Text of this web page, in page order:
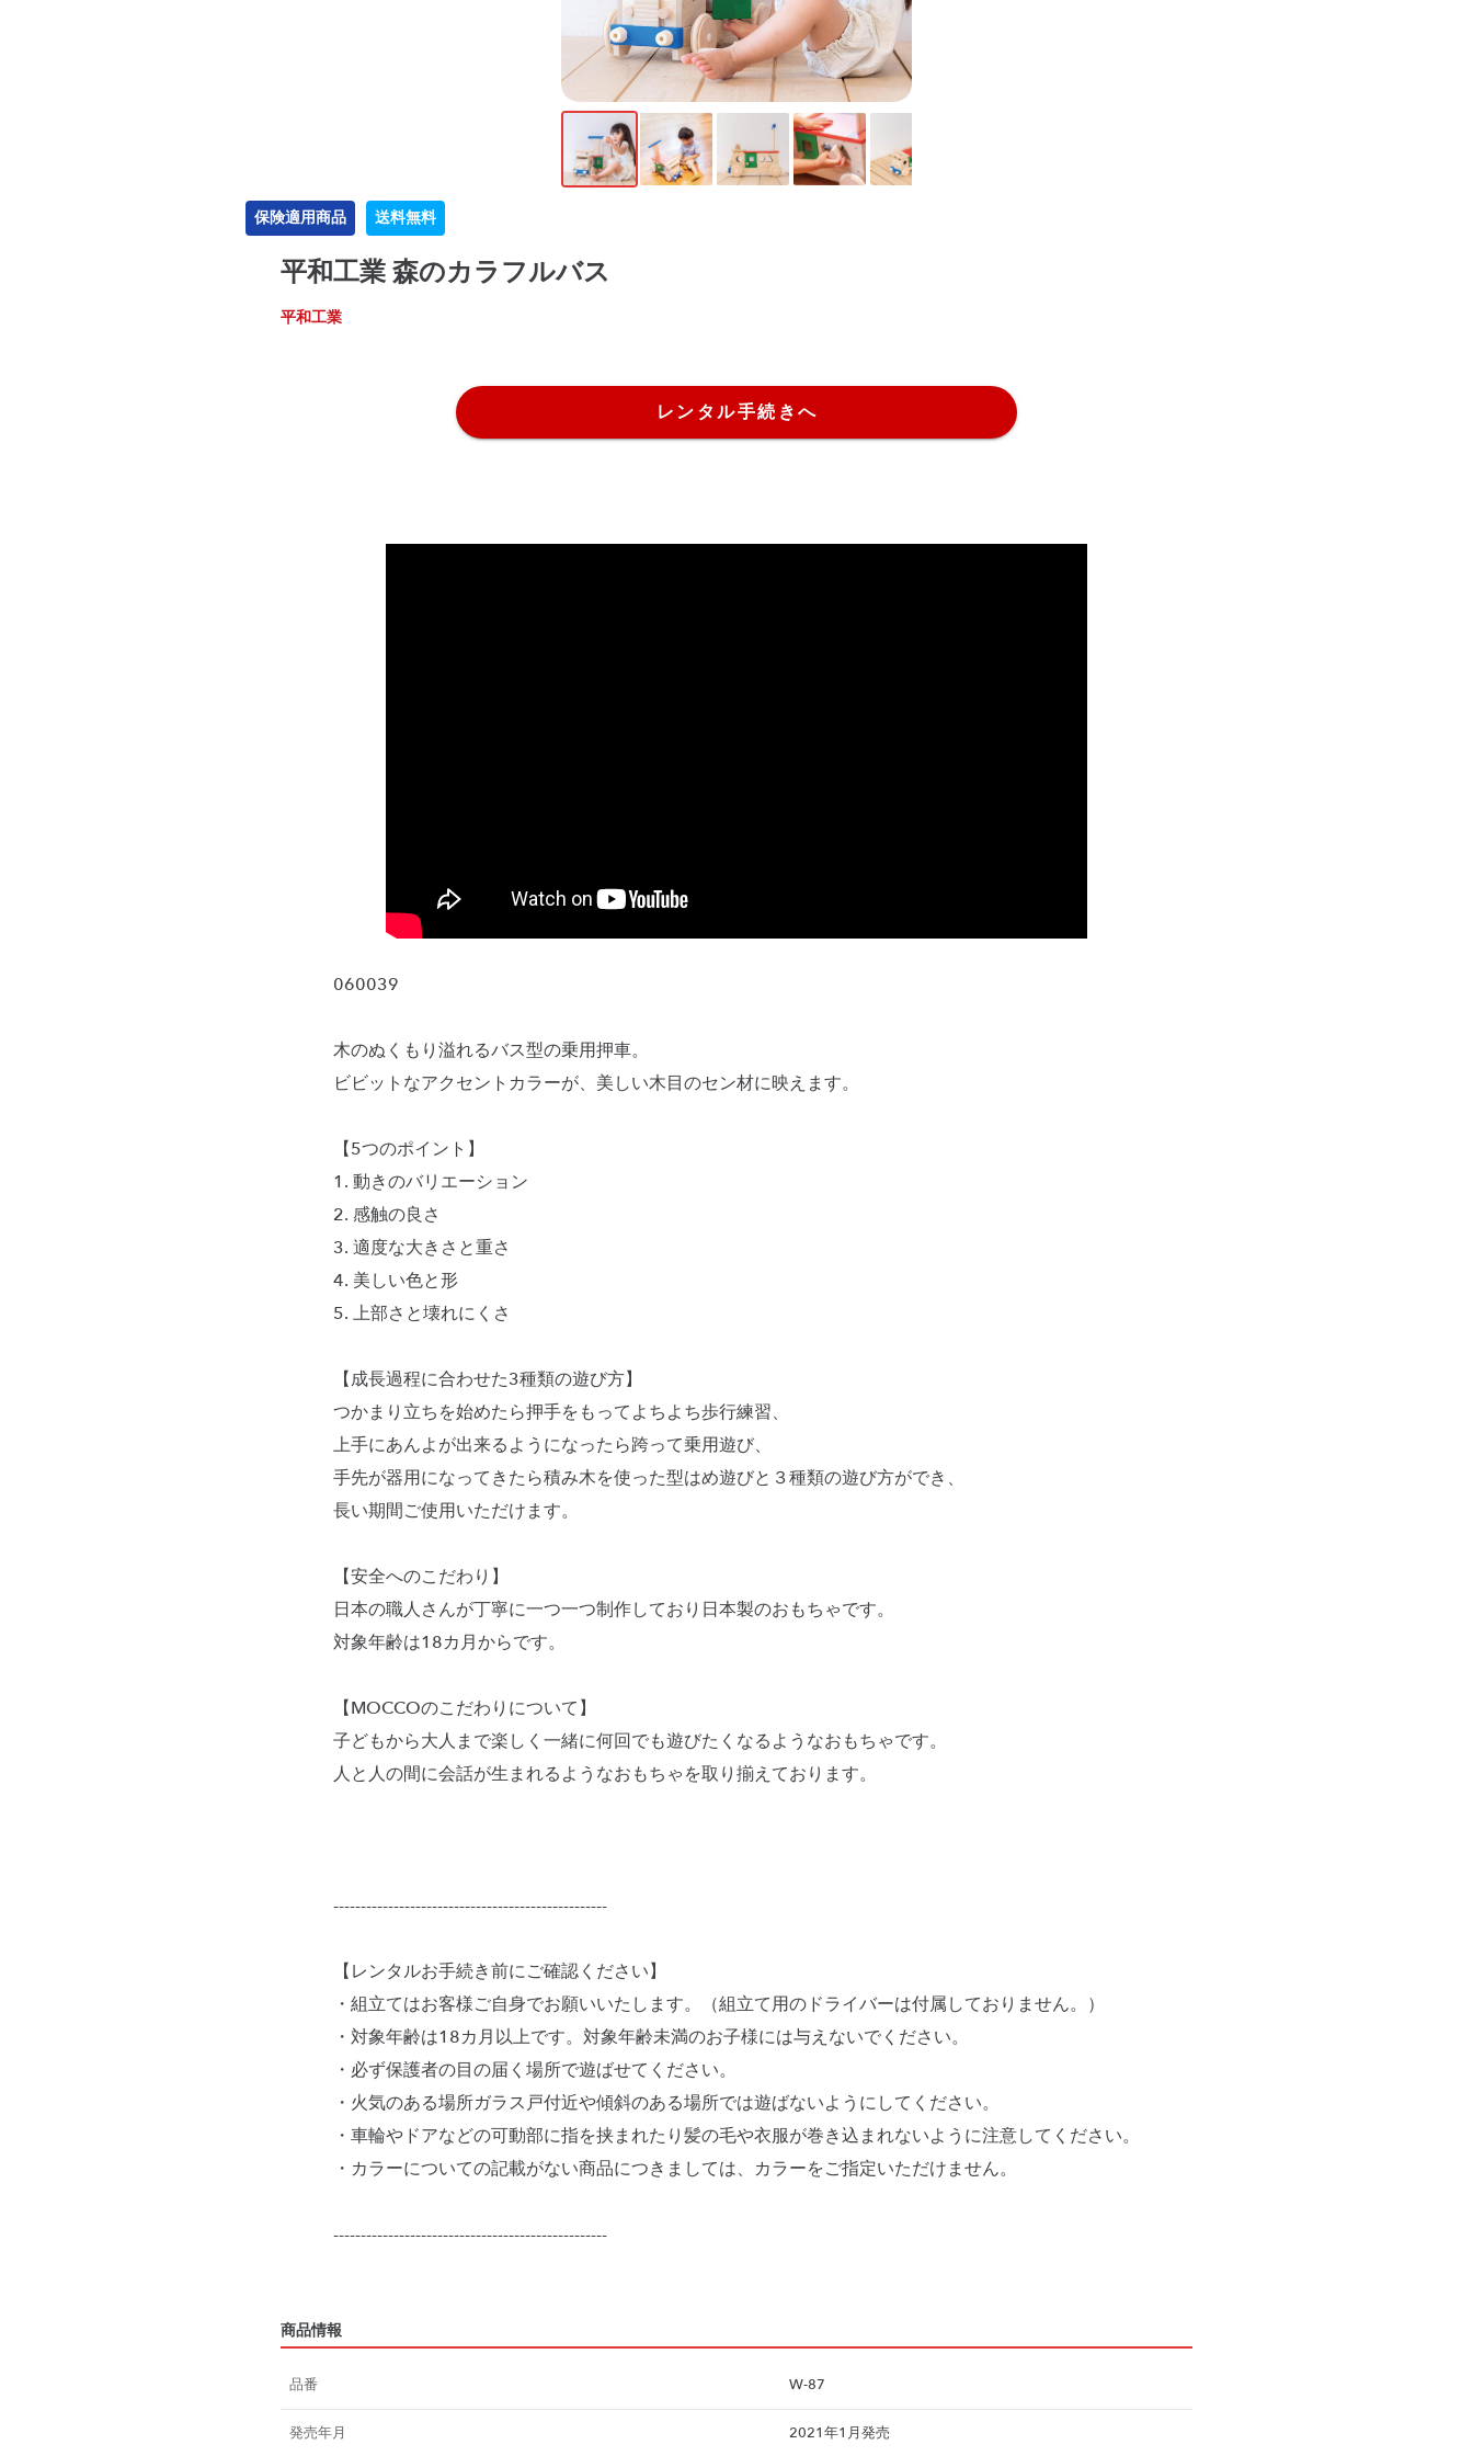
保険適用商品 送料無料
平和工業 森のカラフルバス
平和工業
レンタル手続きへ
060039
木のぬくもり溢れるバス型の乗用押車。
ビビットなアクセントカラーが、美しい木目のセン材に映えます。
【5つのポイント】
1. 動きのバリエーション
2. 感触の良さ
3. 適度な大きさと重さ
4. 美しい色と形
5. 上部さと壊れにくさ
【成長過程に合わせた3種類の遊び方】
つかまり立ちを始めたら押手をもってよちよち歩行練習、
上手にあんよが出来るようになったら跨って乗用遊び、
手先が器用になってきたら積み木を使った型はめ遊びと３種類の遊び方ができ、
長い期間ご使用いただけます。
【安全へのこだわり】
日本の職人さんが丁寧に一つ一つ制作しており日本製のおもちゃです。
対象年齢は18カ月からです。
【MOCCOのこだわりについて】
子どもから大人まで楽しく一緒に何回でも遊びたくなるようなおもちゃです。
人と人の間に会話が生まれるようなおもちゃを取り揃えております。
--------------------------------------------------
【レンタルお手続き前にご確認ください】
・組立てはお客様ご自身でお願いいたします。（組立て用のドライバーは付属しておりません。）
・対象年齢は18カ月以上です。対象年齢未満のお子様には与えないでください。
・必ず保護者の目の届く場所で遊ばせてください。
・火気のある場所ガラス戸付近や傾斜のある場所では遊ばないようにしてください。
・車輪やドアなどの可動部に指を挟まれたり髪の毛や衣服が巻き込まれないように注意してください。
・カラーについての記載がない商品につきましては、カラーをご指定いただけません。
--------------------------------------------------
商品情報
品番 W-87
発売年月 2021年1月発売